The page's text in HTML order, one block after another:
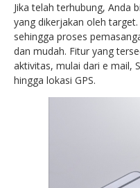
Jika telah terhubung, Anda
yang dikerjakan oleh
sehingga proses
dan mudah. Fitur yang
aktivitas, mulai dari e mail,
hingga lokasi GPS.